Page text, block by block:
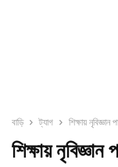
বাড়ি ট্যাগ শিক্ষায় নৃবিজ্ঞান
শিক্ষায় নৃবিজ্ঞান